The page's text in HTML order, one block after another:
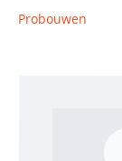
Probouwen